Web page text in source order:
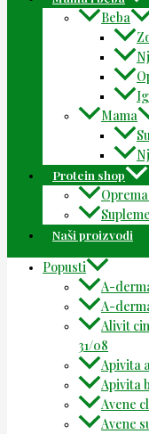
Beba
Mama
Protein shop
Naši proizvodi
Popusti
A-
A-
Alivit
31/08
Apivita
Apivita
Avene
Avene